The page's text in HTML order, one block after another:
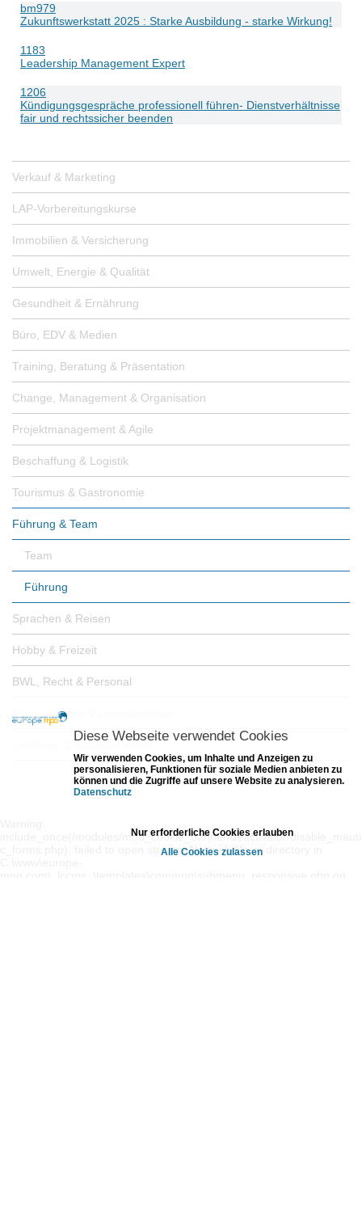
bm979
Zukunftswerkstatt 2025 : Starke Ausbildung - starke Wirkung!
1183
Leadership Management Expert
1206
Kündigungsgespräche professionell führen- Dienstverhältnisse
fair und rechtssicher beenden
Verkauf & Marketing
LAP-Vorbereitungskurse
Immobilien & Versicherung
Umwelt, Energie & Qualität
Gesundheit & Ernährung
Büro, EDV & Medien
Training, Beratung & Präsentation
Change, Management & Organisation
Projektmanagement & Agile
Beschaffung & Logistik
Tourismus & Gastronomie
Führung & Team
Team
Führung
Sprachen & Reisen
Hobby & Freizeit
BWL, Recht & Personal
Persönlichkeit & Kommunikation
Lehrlinge & Ausbilder:innen
include_once(/modules/mod_cookie_banner/deactivator/disable_mauti
c_forms.php): failed to open stream: No such file or directory in
Diese Webseite verwendet Cookies
Wir verwenden Cookies, um Inhalte und Anzeigen zu
personalisieren, Funktionen für soziale Medien anbieten zu
können und die Zugriffe auf unsere Website zu analysieren.
Datenschutz
Nur erforderliche Cookies erlauben
Alle Cookies zulassen